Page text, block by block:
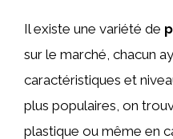
Il existe une variété de
sur le marché, chacun
caractéristiques et
plus populaires, on
plastique ou même en